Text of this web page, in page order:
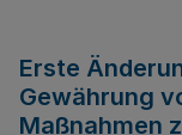
Erste
Gewährung
Maßnahmen